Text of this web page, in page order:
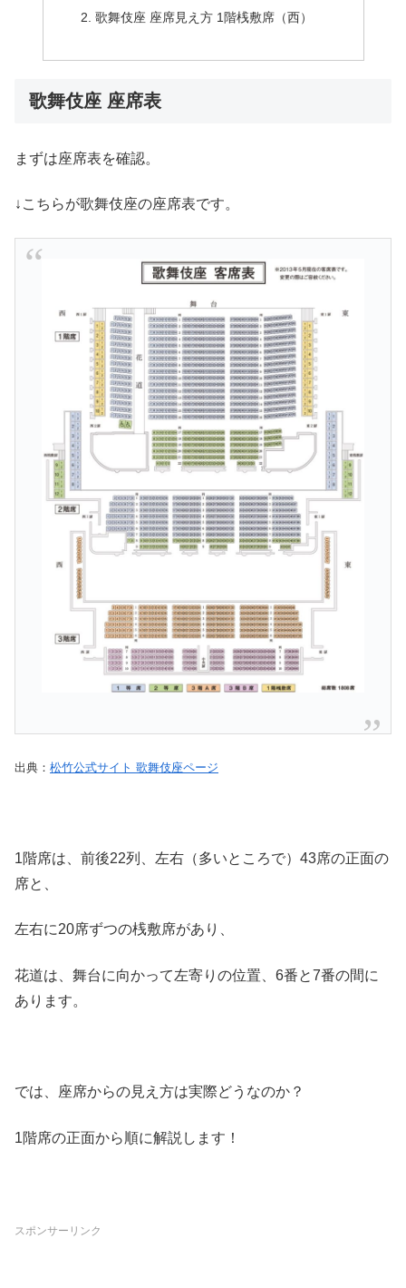
歌舞伎座 座席見え方 1階桟敷席（西）
歌舞伎座 座席表
まずは座席表を確認。
↓こちらが歌舞伎座の座席表です。
出典： 松竹公式サイト 歌舞伎座ページ
1階席は、前後22列、左右（多いところで）43席の正面の
席と、
左右に20席ずつの桟敷席があり、
花道は、舞台に向かって左寄りの位置、6番と7番の間に
あります。
では、座席からの見え方は実際どうなのか？
1階席の正面から順に解説します！
スポンサーリンク